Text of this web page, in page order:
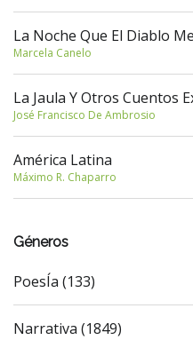
La Noche Que El Diablo
Marcela Canelo
La Jaula Y Otros Cuentos
José Francisco De Ambrosio
América Latina
Máximo R. Chaparro
Géneros
PoesÍa (133)
Narrativa (1849)